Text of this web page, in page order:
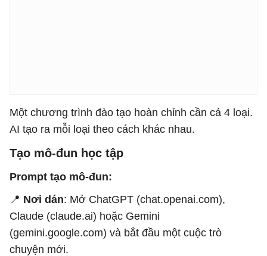
Một chương trình đào tạo hoàn chỉnh cần cả 4 loại.
AI tạo ra mỗi loại theo cách khác nhau.
Tạo mô-đun học tập
Prompt tạo mô-đun:
📍 Nơi dán: Mở ChatGPT (chat.openai.com),
Claude (claude.ai) hoặc Gemini
(gemini.google.com) và bắt đầu một cuộc trò
chuyện mới.